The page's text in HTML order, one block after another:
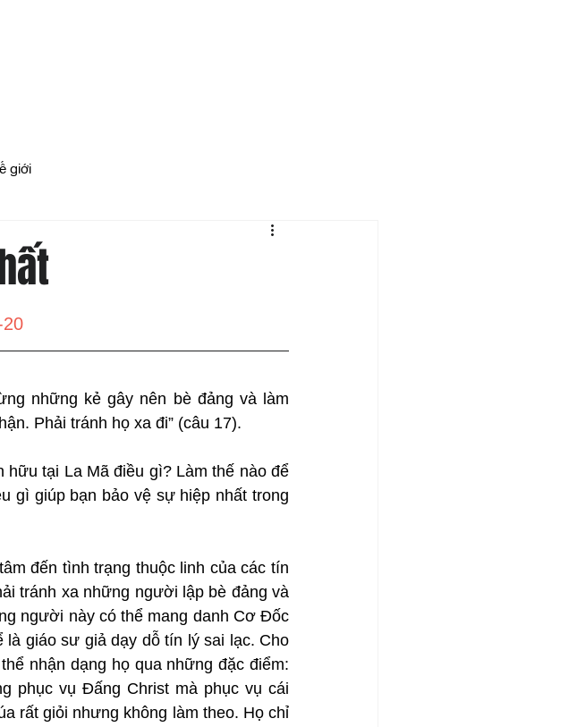
giới
những kẻ gây nên bè đảng và làm
Phải tránh họ xa đi” (câu 17).
hữu tại La Mã điều gì? Làm thế nào để
gì giúp bạn bảo vệ sự hiệp nhất trong
đến tình trạng thuộc linh của các tín
tránh xa những người lập bè đảng và
người này có thể mang danh Cơ Đốc
giáo sư giả dạy dỗ tín lý sai lạc. Cho
nhận dạng họ qua những đặc điểm:
phục vụ Đấng Christ mà phục vụ cái
rất giỏi nhưng không làm theo. Họ chỉ